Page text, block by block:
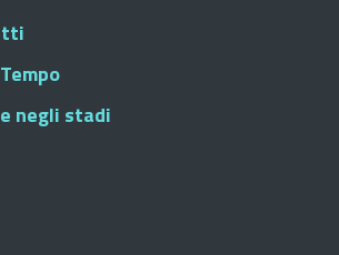
negli stadi